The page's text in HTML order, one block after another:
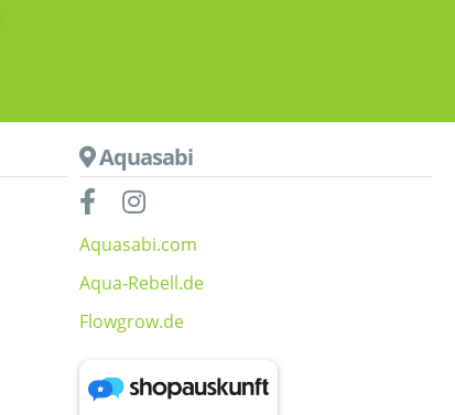
Aquasabi
Aquasabi.com
Aqua-Rebell.de
Flowgrow.de